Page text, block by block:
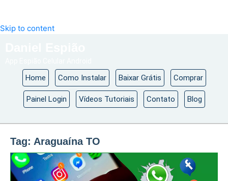
Skip to content
Home Como Instalar Baixar Grátis Comprar
Painel Login Vídeos Tutoriais Contato Blog
Tag: Araguaína TO